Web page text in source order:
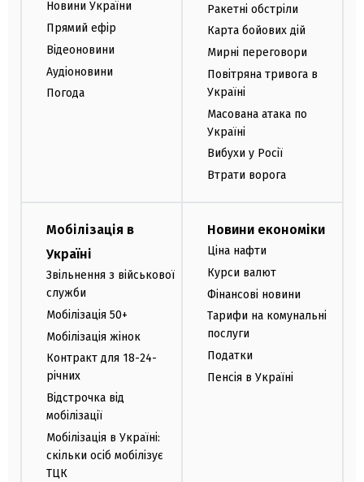
Новини України
Прямий ефір
Відеоновини
Аудіоновини
Погода
Ракетні обстріли
Карта бойових дій
Мирні переговори
Повітряна тривога в
Україні
Масована атака по
Україні
Вибухи у Росії
Втрати ворога
Мобілізація в
Україні
Звільнення з військової
служби
Мобілізація 50+
Мобілізація жінок
Контракт для 18-24-
річних
Відстрочка від
мобілізації
Мобілізація в Україні:
скільки осіб мобілізує
ТЦК
Новини економіки
Ціна нафти
Курси валют
Фінансові новини
Тарифи на комунальні
послуги
Податки
Пенсія в Україні